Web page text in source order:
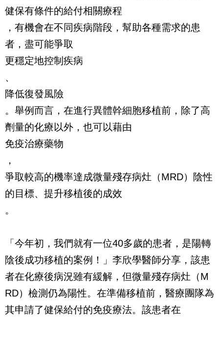
健保有條件的給付相關療程
，有機會在不同疾病階段，幫助各種需求的患
者，盡可能爭取
更穩定地控制疾病
、
降低復發風險
。舉例而言，在進行異體幹細胞移植前，除了高
劑量的化療以外，也可以藉由
免疫治療藥物
，
爭取較高的機率達成微量殘存病灶（MRD）陰性
的目標、提升移植後的成效
。
「今年初，我們就有一位40多歲的患者，是陽轉
陰後成功移植的案例！」李欣學醫師分享，該患
者在化療後病況雖有緩解，但微量殘存病灶（M
RD）檢測仍為陽性。在準備移植前，醫療團隊為
其申請了健保給付的免疫療法。該患者在